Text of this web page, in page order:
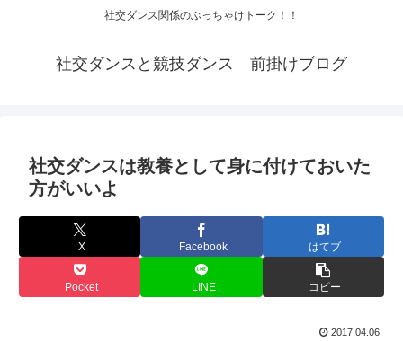
社交ダンス関係のぶっちゃけトーク！！
社交ダンスと競技ダンス 前掛けブログ
社交ダンスは教養として身に付けておいた
方がいいよ
X Facebook はてブ
Pocket LINE コピー
2017.04.06